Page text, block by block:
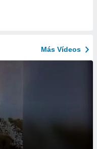
Más Vídeos